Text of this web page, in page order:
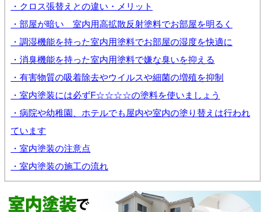
・クロス張替えとの違い・メリット
・部屋が暗い 室内用高拡散反射塗料でお部屋を明るく
・調湿機能を持った室内用塗料でお部屋の湿度を快適に
・消臭機能を持った室内用塗料で嫌な臭いを抑える
・有害物質の吸着除去やウイルスや細菌の増殖を抑制
・室内塗装には必ずF☆☆☆☆の塗料を使いましょう
・病院や幼稚園、ホテルでも屋内や室内の塗り替えは行われ
ています
・室内塗装の注意点
・室内塗装の施工の流れ